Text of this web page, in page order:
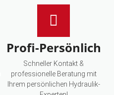
Profi-Persönlich
Schneller Kontakt &
professionelle Beratung mit
Ihrem persönlichen Hydraulik-